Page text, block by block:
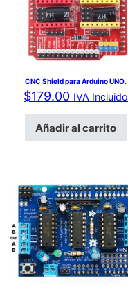
CNC Shield para Arduino UNO.
$179.00 IVA Incluido
Añadir al carrito